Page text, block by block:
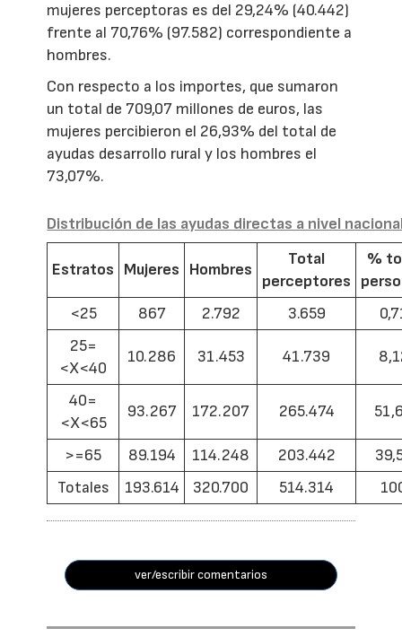
mujeres perceptoras es del 29,24% (40.442)
frente al 70,76% (97.582) correspondiente a
hombres.
Con respecto a los importes, que sumaron
un total de 709,07 millones de euros, las
mujeres percibieron el 26,93% del total de
ayudas desarrollo rural y los hombres el
73,07%.
Distribución de las ayudas directas a nivel
Estratos Mujeres Hombres
Total
perceptores
%
<25
867 2.792 3.659
25=
<X<40
10.286 31.453 41.739
40=
<X<65
93.267 172.207 265.474
>=65 89.194 114.248 203.442
Totales
193.614 320.700 514.314
ver/escribir comentarios